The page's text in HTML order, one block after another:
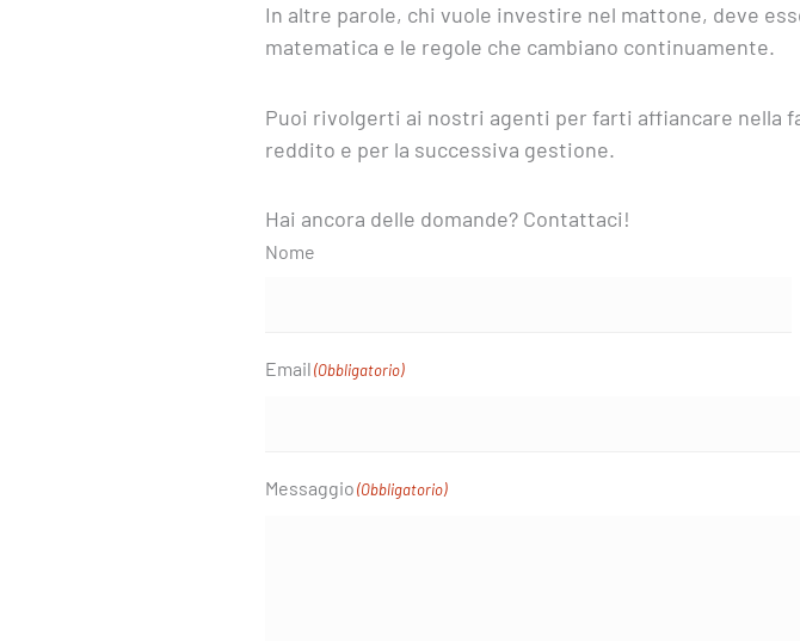
In altre parole, chi vuole investire nel mattone, deve
matematica e le regole che cambiano continuamente.
Puoi rivolgerti ai nostri agenti per farti affiancare nella
reddito e per la successiva gestione.
Hai ancora delle domande? Contattaci!
Nome
Email(Obbligatorio)
Messaggio(Obbligatorio)